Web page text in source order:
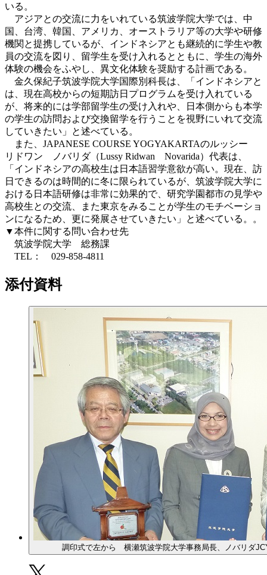
いる。
アジアとの交流に力をいれている筑波学院大学では、中
国、台湾、韓国、アメリカ、オーストラリア等の大学や研修
機関と提携しているが、インドネシアとも継続的に学生や教
員の交流を図り、留学生を受け入れるとともに、学生の海外
体験の機会をふやし、異文化体験を奨励する計画である。
金久保紀子筑波学院大学国際別科長は、「インドネシアと
は、現在高校からの短期訪日プログラムを受け入れている
が、将来的には学部留学生の受け入れや、日本側からも本学
の学生の訪問および交換留学を行うことを視野にいれて交流
していきたい」と述べている。
また、JAPANESE COURSE YOGYAKARTAのルッシー
リドワン ノバリダ（Lussy Ridwan Novarida）代表は、
「インドネシアの高校生は日本語習学意欲が高い。現在、訪
日できるのは時間的に冬に限られているが、筑波学院大学に
おける日本語研修は非常に効果的で、研究学園都市の見学や
高校生との交流、また東京をみることが学生のモチベーショ
ンになるため、更に発展させていきたい」と述べている。。
▼本件に関する問い合わせ先
筑波学院大学 総務課
TEL： 029-858-4811
添付資料
調印式で左から 横瀬筑波学院大学事務局長、ノバリダ